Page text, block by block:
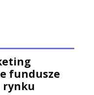
fundusze
rynku